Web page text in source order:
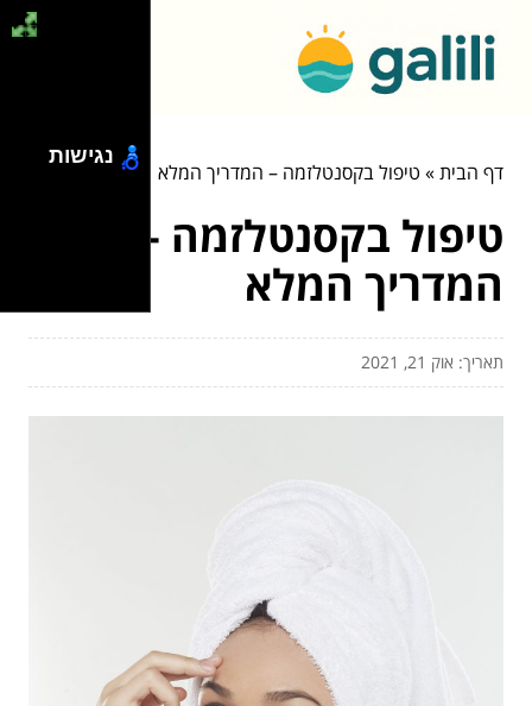
דף הבית» טיפול בקסנטלזמה – המדריך המלא
טיפול בקסנטלזמה –
המדריך המלא
תאריך: אוק 21, 2021
נגישות